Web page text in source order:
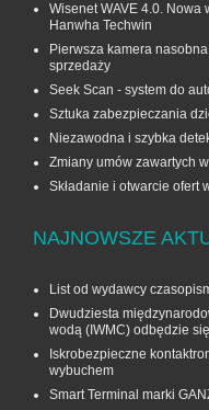
Wisenet WAVE 4.0.
Hanwha Techwin
Pierwsza kamera
sprzedaży
Seek Scan - system do
Sztuka zabezpieczania
Niezawodna i szybka
Zmiany umów zawartych
Składanie i otwarcie ofert
NAJNOWSZE
List od wydawcy
Dwudziesta
wodą (IWMC) odbędzie
Iskrobezpieczne
wybuchem
Smart Terminal marki